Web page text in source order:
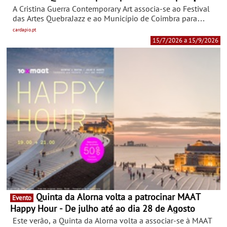
"Contraponto"
A Cristina Guerra Contemporary Art associa-se ao Festival
das Artes QuebraJazz e ao Município de Coimbra para
apresentar "Contraponto", uma exposição coletiva, que
inaugura no próximo dia 15 de julho, no Museu Municipal
de Coimbra – Edifício Chiado.
cardapio.pt
15/7/2026 a 15/9/2026
Evento
Happy Hour - De julho até ao dia 28 de Agosto
Este verão, a Quinta da Alorna volta a associar-se à MAAT